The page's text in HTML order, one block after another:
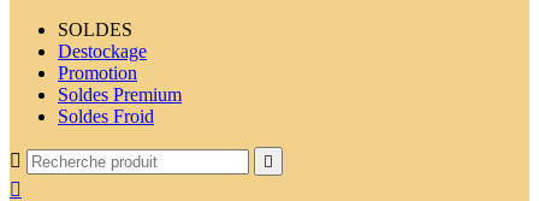
SOLDES
Destockage
Promotion
Soldes Premium
Soldes Froid
 
